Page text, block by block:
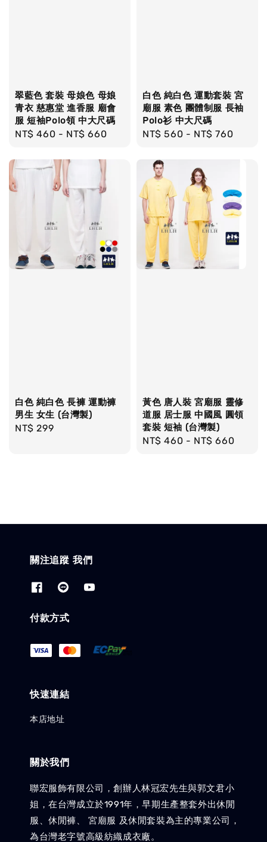
翠藍色 套裝 母娘色 母娘
青衣 慈惠堂 進香服 廟會
服 短袖Polo領 中大尺碼
Regular
NT$ 460 - NT$ 660
白色 純白色 運動套裝 宮
廟服 素色 團體制服 長袖
Polo衫 中大尺碼
Regular
NT$ 560 - NT$ 760
白色 純白色 長褲 運動褲
男生 女生 (台灣製)
Regular
NT$ 299
黃色 唐人裝 宮廟服 靈修
道服 居士服 中國風 圓領
套裝 短袖 (台灣製)
Regular
NT$ 460 - NT$ 660
關注追蹤 我們
付款方式
快速連結
本店地址
關於我們
聯宏服飾有限公司，創辦人林冠宏先生與郭文君小
姐，在台灣成立於1991年，早期生產整套外出休閒
服、休閒褲、 宮廟服 及休閒套裝為主的專業公司，
為台灣老字號高級紡織成衣廠。